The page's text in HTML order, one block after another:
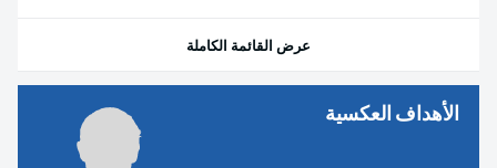
عرض القائمة الكاملة
الأهداف العكسية